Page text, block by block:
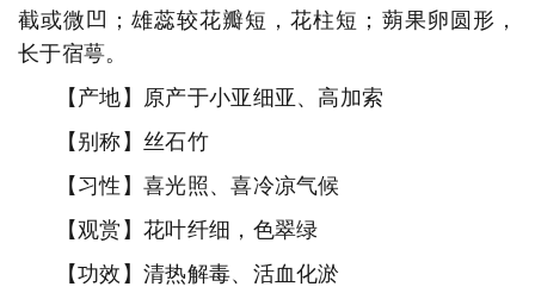
截或微凹；雄蕊较花瓣短，花柱短；蒴果卵圆形，
长于宿萼。
【产地】原产于小亚细亚、高加索
【别称】丝石竹
【习性】喜光照、喜冷凉气候
【观赏】花叶纤细，色翠绿
【功效】清热解毒、活血化淤